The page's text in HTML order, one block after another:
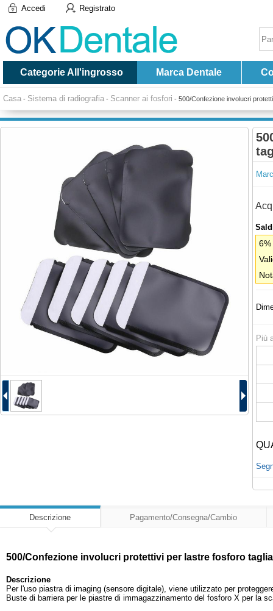
Accedi Registrato
Categorie All'ingrosso Marca Dentale
Casa - Sistema di radiografia - Scanner ai fosfori - 500/Confezione involucri
Più
Descrizione Pagamento/Consegna/Cambio
500/Confezione involucri protettivi per lastre fosforo
Descrizione
Per l'uso piastra di imaging (sensore digitale), viene utilizzato per
Buste di barriera per le piastre di immagazzinamento del fosforo X per la